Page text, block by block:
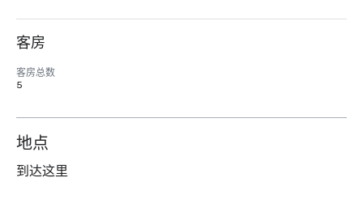
客房
客房总数
5
地点
到达这里